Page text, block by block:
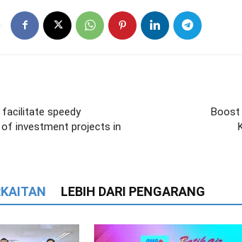
facilitate speedy
investment projects in
Boost
LEBIH DARI PENGARANG